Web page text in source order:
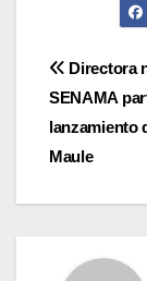
de
Directora
SENAMA
lanzamiento
Maule